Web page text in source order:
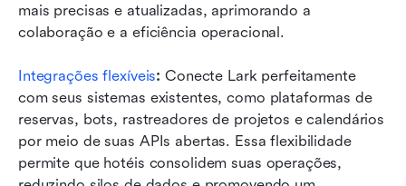
mais precisas e atualizadas, aprimorando a
colaboração e a eficiência operacional.
Integrações flexíveis: Conecte Lark perfeitamente
com seus sistemas existentes, como plataformas de
reservas, bots, rastreadores de projetos e calendários
por meio de suas APIs abertas. Essa flexibilidade
permite que hotéis consolidem suas operações,